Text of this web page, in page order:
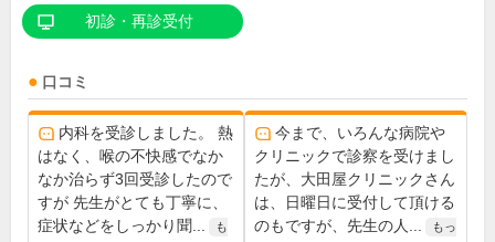
初診・再診受付
口コミ
内科を受診しました。 熱
はなく、喉の不快感でなか
なか治らず3回受診したので
すが 先生がとても丁寧に、
症状などをしっかり聞...
も
今まで、いろんな病院や
クリニックで診察を受けまし
たが、大田屋クリニックさん
は、日曜日に受付して頂ける
のもですが、先生の人...
もっ